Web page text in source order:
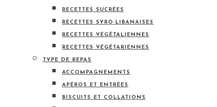
RECETTES SUCRÉES
RECETTES SYRO-LIBANAISES
RECETTES VÉGÉTALIENNES
RECETTES VÉGÉTARIENNES
TYPE DE REPAS
ACCOMPAGNEMENTS
APÉROS ET ENTRÉES
BISCUITS ET COLLATIONS